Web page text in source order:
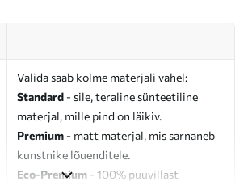
Valida saab kolme materjali vahel:
Standard - sile, teraline sünteetiline
materjal, mille pind on läikiv.
Premium - matt materjal, mis sarnaneb
kunstnike lõuenditele.
Eco-Premium - 100% puuvillast